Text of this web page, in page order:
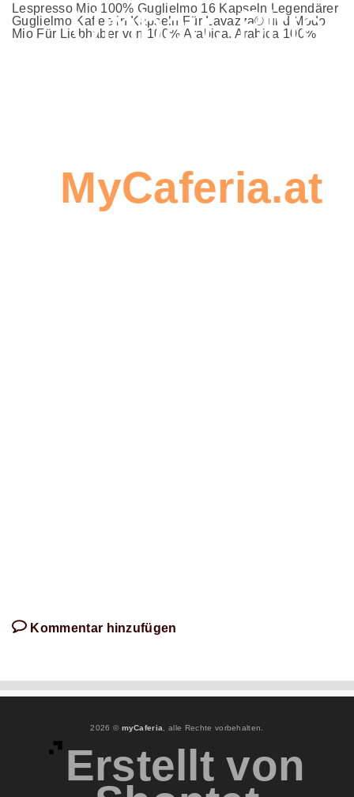
Lespresso Mio 100% Guglielmo 16 Kapseln Legendärer
Guglielmo Kaffee in Kapseln Für Lavazza® und Modo
Mio Für Liebhaber von 100% Arabica. Arabica 100%
der Erste,
Kommentar hinzufügen
2026 © myCaferia , alle Rechte vorbehalten.
Erstellt von
Umbau. Bitte
MyCaferia.at